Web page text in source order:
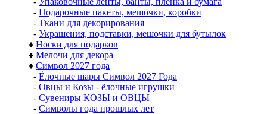
- Подарочные пакеты, мешочки, коробки
- Ткани для декорирования
- Украшения, подставки, мешочки для бутылок
♦ Носки для подарков
♦ Мелочи для декора
♦ Символ 2027 года
- Ёлочные шары Символ 2027 Года
- Овцы и Козы - ёлочные игрушки
- Сувениры КОЗЫ и ОВЦЫ
- Символы года прошлых лет